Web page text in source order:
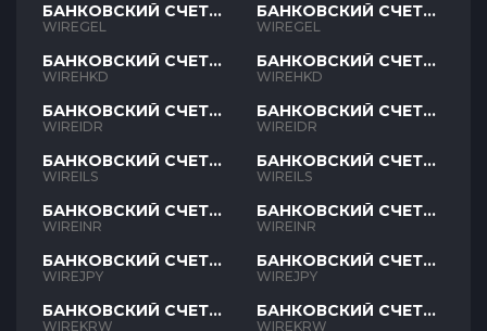
БАНКОВСКИЙ СЧЕТ
GEL
WIREGEL
БАНКОВСКИЙ СЧЕТ
HKD
WIREHKD
БАНКОВСКИЙ СЧЕТ
IDR
WIREIDR
БАНКОВСКИЙ СЧЕТ
ILS
WIREILS
БАНКОВСКИЙ СЧЕТ
INR
WIREINR
БАНКОВСКИЙ СЧЕТ
JPY
WIREJPY
БАНКОВСКИЙ СЧЕТ
KRW
WIREKRW
БАНКОВСКИЙ СЧЕТ
GEL
WIREGEL
БАНКОВСКИЙ СЧЕТ
HKD
WIREHKD
БАНКОВСКИЙ СЧЕТ
IDR
WIREIDR
БАНКОВСКИЙ СЧЕТ
ILS
WIREILS
БАНКОВСКИЙ СЧЕТ
INR
WIREINR
БАНКОВСКИЙ СЧЕТ
JPY
WIREJPY
БАНКОВСКИЙ СЧЕТ
KRW
WIREKRW